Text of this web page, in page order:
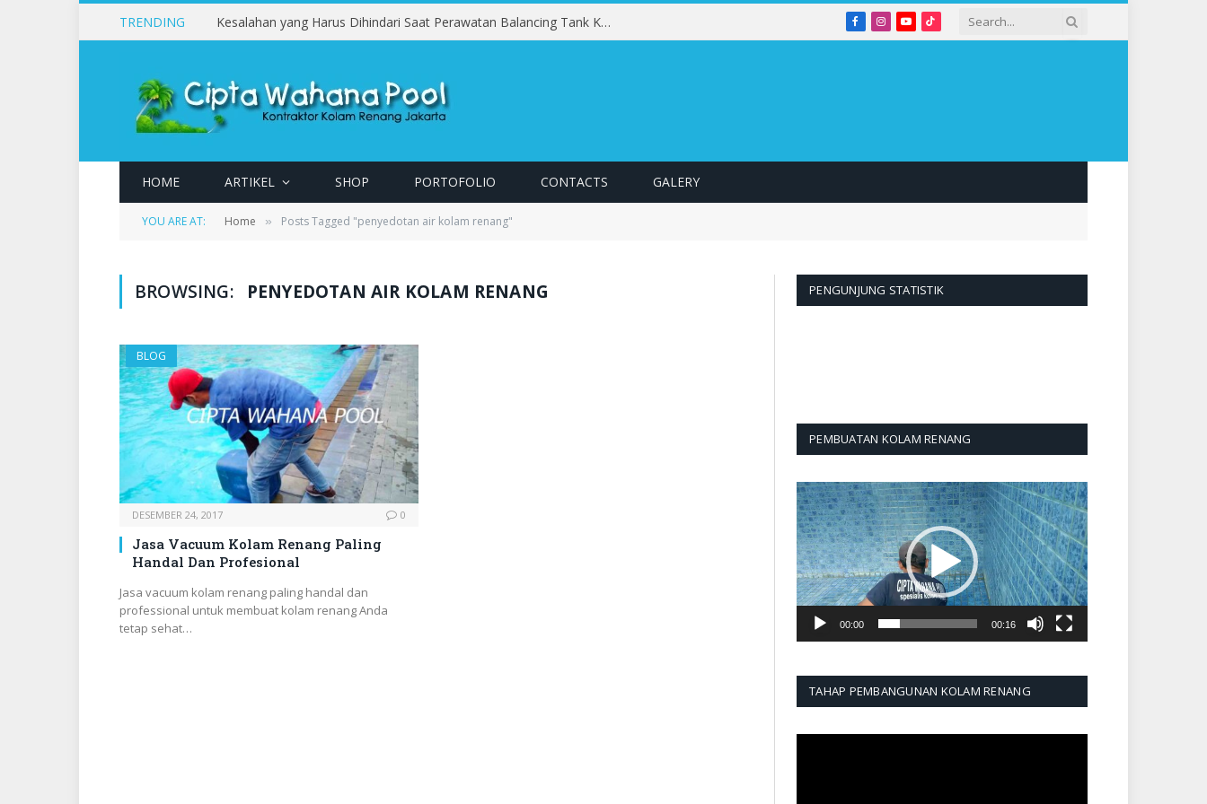
TRENDING Kesalahan yang Harus Dihindari Saat Perawatan Balancing Tank Kolam Renang Facebook
Instagram
YouTubeTikTok
HOME ARTIKEL SHOP PORTOFOLIO CONTACTS GALERY
YOU ARE AT: Home » Posts Tagged "penyedotan air kolam renang"
BROWSING: PENYEDOTAN AIR KOLAM RENANG
BLOG
DESEMBER 24, 2017 0
Jasa Vacuum Kolam Renang Paling
Handal Dan Profesional
Jasa vacuum kolam renang paling handal dan
professional untuk membuat kolam renang Anda
tetap sehat…
PENGUNJUNG STATISTIK
PEMBUATAN KOLAM RENANG
Pemutar
Video
00:00 00:16
TAHAP PEMBANGUNAN KOLAM RENANG